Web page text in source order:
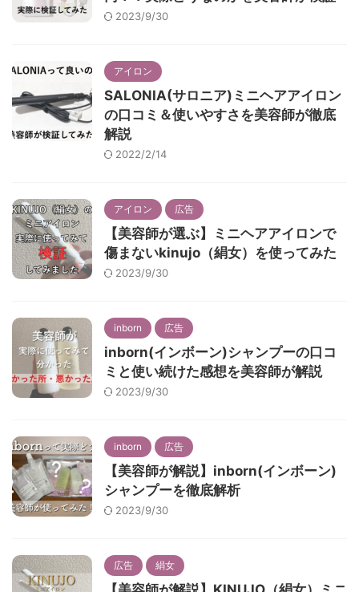
2023/9/30
アイロン
SALONIA(サロニア)ミニヘアアイロン
の口コミ＆使いやすさを美容師が徹底
解説
2022/2/14
アイロン 広告
【美容師が選ぶ】ミニヘアアイロンで
傷まないkinujo（絹女）を使ってみた
2023/9/30
inborn 広告
inborn(インボーン)シャンプーの口コ
ミと使い続けた感想を美容師が解説
2023/9/30
inborn 広告
【美容師が解説】inborn(インボーン)
シャンプーを徹底解析
2023/9/30
広告 絹女